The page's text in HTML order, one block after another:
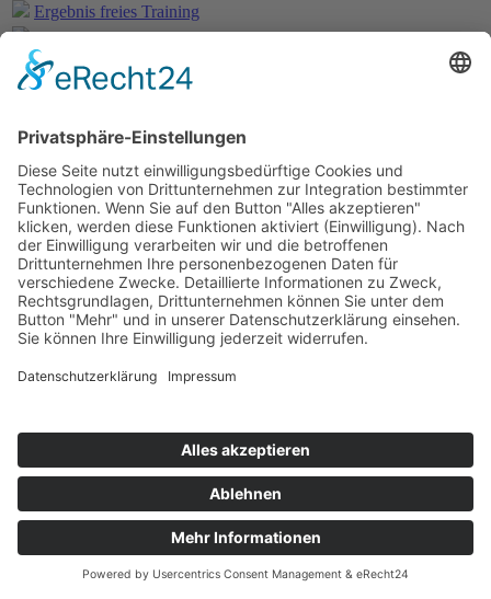
Ergebnis freies Training
Bericht freies Training
Ergebnis Zeittraining
Bericht Zeittraining
Ergebnis Rennen 1
Original Zeitnahme
Bericht Rennen 1
Nennungsliste Rennen 2
Startaufstellung Rennen 2
Ergebnis Rennen 2
Original Zeitnahme
Rundentabelle Rennen 2
Bericht Rennen 2
Impressum
Jahrbuch
Cookie-Einstellungen
Copyright © www.formel3guide.com 2001 -2026